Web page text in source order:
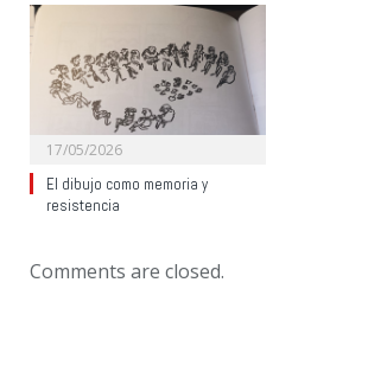
17/05/2026
El dibujo como memoria y
resistencia
Comments are closed.